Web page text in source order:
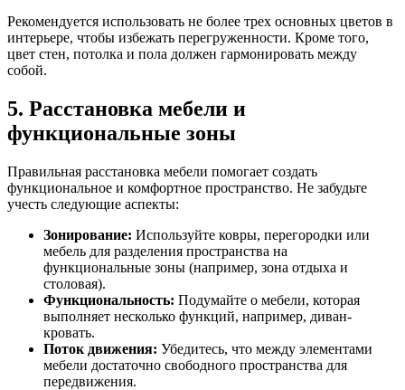
Рекомендуется использовать не более трех основных цветов в
интерьере, чтобы избежать перегруженности. Кроме того,
цвет стен, потолка и пола должен гармонировать между
собой.
5. Расстановка мебели и
функциональные зоны
Правильная расстановка мебели помогает создать
функциональное и комфортное пространство. Не забудьте
учесть следующие аспекты:
Зонирование: Используйте ковры, перегородки или
мебель для разделения пространства на
функциональные зоны (например, зона отдыха и
столовая).
Функциональность: Подумайте о мебели, которая
выполняет несколько функций, например, диван-
кровать.
Поток движения: Убедитесь, что между элементами
мебели достаточно свободного пространства для
передвижения.